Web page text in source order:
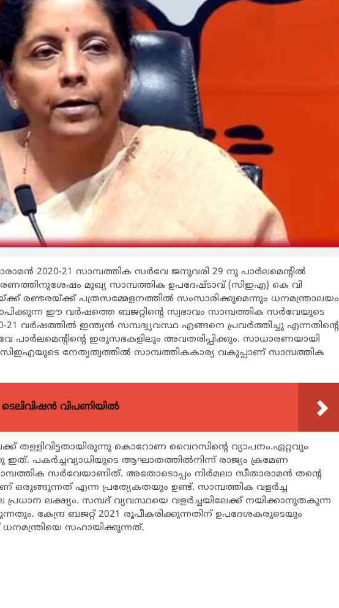
2020-21 സാമ്പത്തിക സര്‍വേ ജനുവരി 29 നു പാര്‍ലമെന്റില്‍
മുഖ്യ സാമ്പത്തിക ഉപദേഷ്ടാവ് (സിഇഎ) കെ വി
രണ്ടരയ്ക്ക് പത്രസമ്മേളനത്തില്‍ സംസാരിക്കുമെന്നും ധനമന്ത്രാലയം
ഈ വര്‍ഷത്തെ ബജറ്റിന്റെ സ്വഭാവം സാമ്പത്തിക സര്‍വേയുടെ
വര്‍ഷത്തില്‍ ഇന്ത്യന്‍ സമ്പദ്വ്യവസ്ഥ എങ്ങനെ പ്രവര്‍ത്തിച്ചു എന്നതിന്റെ
ഇരുസഭകളിലും അവതരിപ്പിക്കും. സാധാരണയായി
നേതൃത്വത്തില്‍ സാമ്പത്തികകാര്യ വകുപ്പാണ് സാമ്പത്തിക
വിപണിയിൽ
തള്ളിവിട്ടതായിരുന്നു കൊറോണ വൈറസിന്റെ വ്യാപനം.ഏറ്റവും
ഇത്. പകര്‍ച്ചവ്യാധിയുടെ ആഘാതത്തില്‍നിന്ന് രാജ്യം ക്രമേണ
സര്‍വേയാണിത്. അതോടൊപ്പം നിര്‍മലാ സീതാരാമന്‍ തന്റെ
ഒരുങ്ങുന്നത് എന്ന പ്രത്യേകതയും ഉണ്ട്. സാമ്പത്തിക വളര്‍ച്ച
പ്രധാന ലക്ഷ്യം. സമ്പദ് വ്യവസ്ഥയെ വളര്‍ച്ചയിലേക്ക് നയിക്കാനുതകുന്ന
കേന്ദ്ര ബജറ്റ് 2021 രൂപീകരിക്കുന്നതിന് ഉപദേശകരുടെയും
സഹായിക്കുന്നത്.